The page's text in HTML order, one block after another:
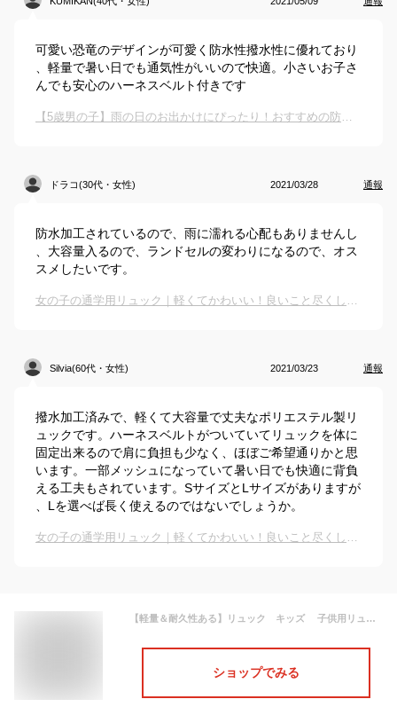
可愛い恐竜のデザインが可愛く防水性撥水性に優れており
、軽量で暑い日でも通気性がいいので快適。小さいお子さ
んでも安心のハーネスベルト付きです
【5歳男の子】雨の日のお出かけにぴったり！おすすめの防水素材のリュックは？
ドラコ(30代・女性) 2021/03/28 通報
防水加工されているので、雨に濡れる心配もありませんし
、大容量入るので、ランドセルの変わりになるので、オス
スメしたいです。
女の子の通学用リュック｜軽くてかわいい！良いこと尽くしのキッズリュックのおすすめは？
Silvia(60代・女性) 2021/03/23 通報
撥水加工済みで、軽くて大容量で丈夫なポリエステル製リ
ュックです。ハーネスベルトがついていてリュックを体に
固定出来るので肩に負担も少なく、ほぼご希望通りかと思
います。一部メッシュになっていて暑い日でも快適に背負
える工夫もされています。SサイズとLサイズがありますが
、Lを選べば長く使えるのではないでしょうか。
女の子の通学用リュック｜軽くてかわいい！良いこと尽くしのキッズリュックのおすすめは？
【軽量＆耐久性ある】リュック キッズ 子供用リュック 小学生 中学生 キッズ スクールバッグ 通学リュック 通園リュック 子供 かわいい 遠足リュック お泊り バックパック チェストベルト 男の子 女の子 サイズあり 大容量 撥水加工
ショップでみる